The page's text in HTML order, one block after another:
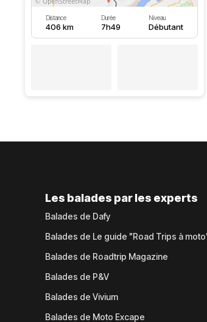
Distance
406 km
Durée
7h49
Niveau
Débutant
Les balades par les experts
Balades de Dafy
Balades de Le guide "Road Trips à
Balades de Roadtrip Magazine
Balades de P&V
Balades de Vivium
Balades de Moto Excape